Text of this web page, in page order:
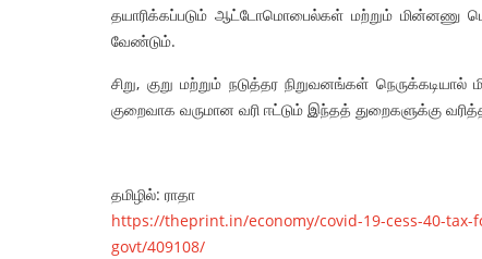
தயாரிக்கப்படும் ஆட்டோமொபைல்கள் மற்றும் மின்னணு
வேண்டும்.
சிறு, குறு மற்றும் நடுத்தர நிறுவனங்கள்
குறைவாக வருமான வரி ஈட்டும் இந்தத் துறைகளுக்கு
தமிழில்: ராதா
https://theprint.in/economy/covid-19-cess-40-
govt/409108/